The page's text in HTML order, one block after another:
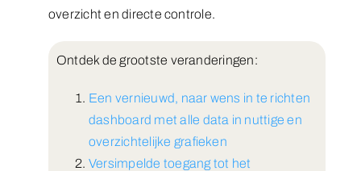
overzicht en directe controle.
Ontdek de grootste veranderingen:
Een vernieuwd, naar wens in te richten
dashboard met alle data in nuttige en
overzichtelijke grafieken
Versimpelde toegang tot het